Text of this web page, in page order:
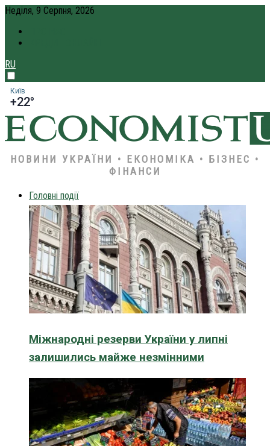
Неділя, 9 Серпня, 2026
RU
Київ
+22°
НОВИНИ УКРАЇНИ • ЕКОНОМІКА • БІЗНЕС •
ФІНАНСИ
Головні події
Міжнародні резерви України у липні
залишились майже незмінними